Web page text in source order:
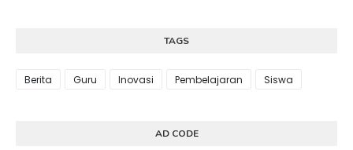
TAGS
Berita Guru Inovasi Pembelajaran Siswa
AD CODE